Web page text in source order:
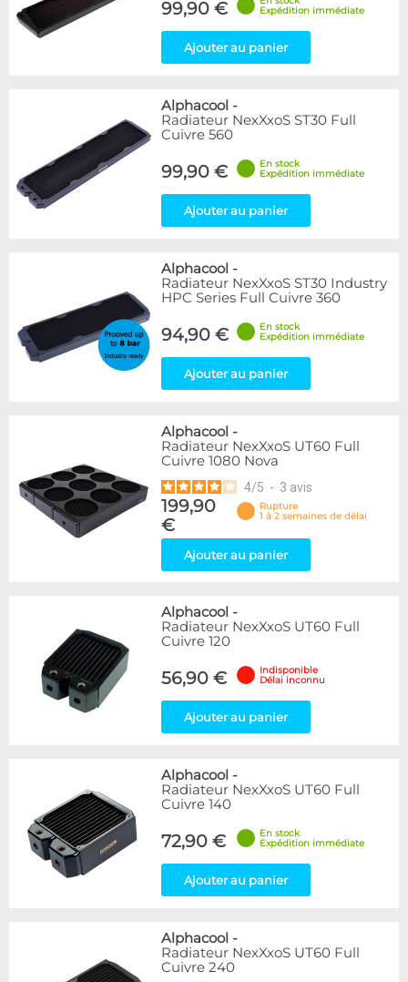
99,90 €
Expédition immédiate
Ajouter au panier
Alphacool -
Radiateur NexXxoS ST30 Full
Cuivre 560
99,90 €
En stock
Expédition immédiate
Ajouter au panier
Alphacool -
Radiateur NexXxoS ST30 Industry
HPC Series Full Cuivre 360
94,90 €
En stock
Expédition immédiate
Ajouter au panier
Alphacool -
Radiateur NexXxoS UT60 Full
Cuivre 1080 Nova
4/5 - 3 avis
199,90
€
Rupture
1 à 2 semaines de délai
Ajouter au panier
Alphacool -
Radiateur NexXxoS UT60 Full
Cuivre 120
56,90 €
Indisponible
Délai inconnu
Ajouter au panier
Alphacool -
Radiateur NexXxoS UT60 Full
Cuivre 140
72,90 €
En stock
Expédition immédiate
Ajouter au panier
Alphacool -
Radiateur NexXxoS UT60 Full
Cuivre 240